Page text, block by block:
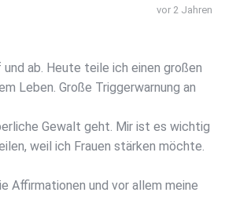
vor 2 Jahren
und ab. Heute teile ich einen großen
Leben. Große Triggerwarnung an
Gewalt geht. Mir ist es wichtig
weil ich Frauen stärken möchte.
Affirmationen und vor allem meine